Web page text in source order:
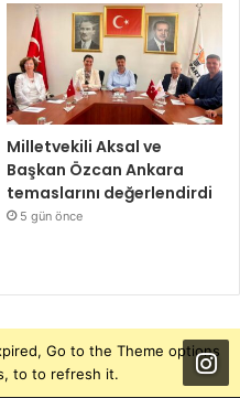
Milletvekili Aksal ve
Başkan Özcan Ankara
temaslarını değerlendirdi
5 gün önce
Go to the Theme options
to to refresh it.